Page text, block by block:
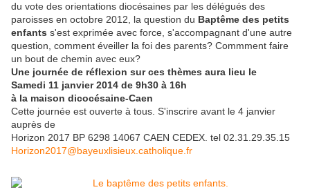
du vote des orientations diocésaines par les délégués des
paroisses en octobre 2012, la question du Baptême des petits
enfants s'est exprimée avec force, s'accompagnant d'une autre
question, comment éveiller la foi des parents? Commment faire
un bout de chemin avec eux?
Une journée de réflexion sur ces thèmes aura lieu le
Samedi 11 janvier 2014 de 9h30 à 16h
à la maison dicocésaine-Caen
Cette journée est ouverte à tous. S'inscrire avant le 4 janvier
auprès de
Horizon 2017 BP 6298 14067 CAEN CEDEX. tel 02.31.29.35.15
Horizon2017@bayeuxlisieux.catholique.fr